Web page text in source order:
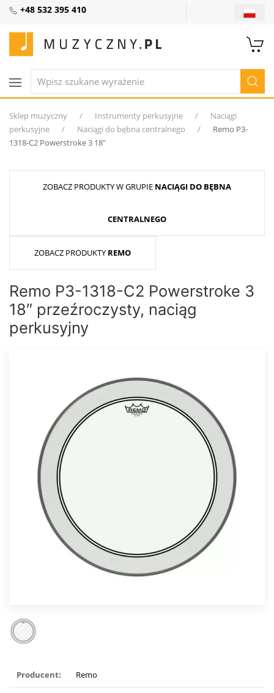
+48 532 395 410
Sklep muzyczny Instrumenty perkusyjne
Naciągi
perkusyjne
Naciągi do bębna centralnego
Remo P3-
1318-C2 Powerstroke 3 18″
ZOBACZ PRODUKTY W GRUPIE NACIĄGI DO BĘBNA
CENTRALNEGO
ZOBACZ PRODUKTY REMO
Remo P3-1318-C2 Powerstroke 3
18″ przeźroczysty, naciąg
perkusyjny
Producent: Remo